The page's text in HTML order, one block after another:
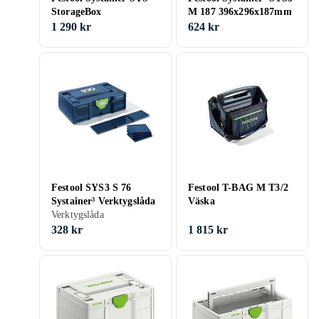
StorageBox
1 290 kr
M 187 396x296x187mm
624 kr
Festool SYS3 S 76
Systainer³ Verktygslåda
Verktygslåda
328 kr
Festool T-BAG M T3/2
Väska
1 815 kr